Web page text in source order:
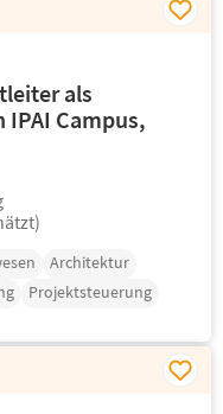
als
Campus,
Architektur
Projektsteuerung